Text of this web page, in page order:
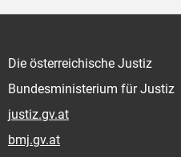
Die österreichische Justiz
Bundesministerium für Justiz
justiz.gv.at
bmj.gv.at